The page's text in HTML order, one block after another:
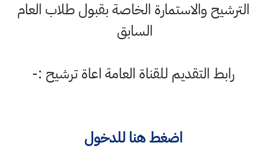
الترشيح والاستمارة الخاصة بقبول طلاب العام
السابق
رابط التقديم للقناة العامة اعاة ترشيح :-
اضغط هنا للدخول